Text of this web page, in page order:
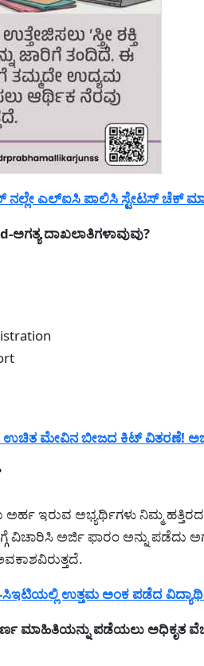
ನಲ್ಲೇ ಎಲ್ಐಸಿ ಪಾಲಿಸಿ ಸ್ಟೇಟಸ್ ಚೆಕ್
ದಾಖಲಾತಿಗಳಾವುವು?
ಉಚಿತ ಮೇವಿನ ಬೀಜದ ಕಿಟ್ ವಿತರಣೆ!
ಅಭ್ಯರ್ಥಿಗಳು ನಿಮ್ಮ ಹತ್ತಿರದ
ಅರ್ಜಿ ಫಾರಂ ಅನ್ನು ಪಡೆದು
ಉತ್ತಮ ಅಂಕ ಪಡೆದ
ಮಾಹಿತಿಯನ್ನು ಪಡೆಯಲು ಅಧಿಕೃತ